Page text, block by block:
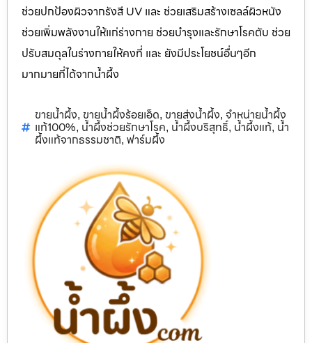
ช่วยปกป้องผิวจากรังสี UV และ ช่วยเสริมสร้างเซลล์ผิวหนัง
ช่วยเพิ่มพลังงานให้แก่ร่างกาย ช่วยบำรุงและรักษาโรคตับ ช่วย
ปรับสมดุลในร่างกายให้คงที่ และ ยังมีประโยชน์อื่นๆอีก
มากมายที่ได้จากน้ำผึ้ง
ขายน้ำผึ้ง, ขายน้ำผึ้งร้อยเอ็ด, ขายส่งน้ำผึ้ง, จำหน่ายน้ำผึ้ง
แท้100%, น้ำผึ้งช่วยรักษาโรค, น้ำผึ้งบริสุทธิ์, น้ำผึ้งแท้, น้ำ
ผึ้งแท้จากธรรมชาติ, ฟาร์มผึ้ง